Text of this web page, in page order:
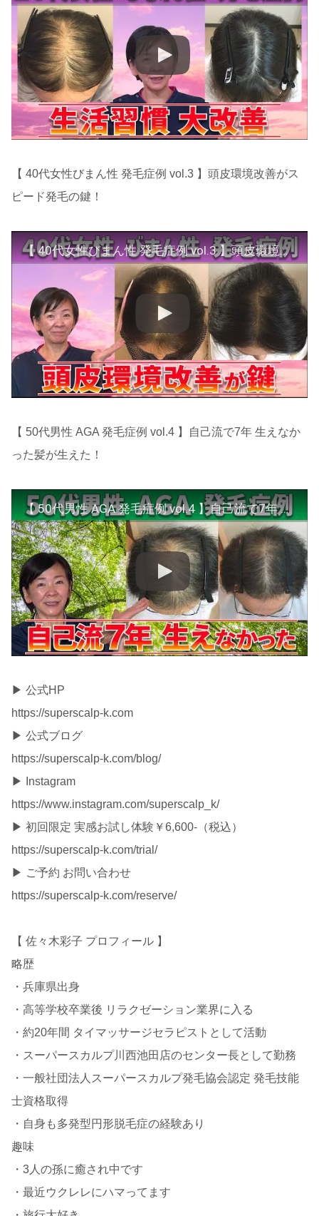
【 40代女性びまん性 発毛症例 vol.3 】頭皮環境改善がス
ピード発毛の鍵！
【 40代女性びまん性 発毛症例 vol.3 】頭皮環境改善がスピード発毛の鍵！
【 50代男性 AGA 発毛症例 vol.4 】自己流で7年 生えなか
った髪が生えた！
【 50代男性 AGA 発毛症例 vol.4 】自己流で7年 生えなかった髪が生えた！
▶︎ 公式HP
https://superscalp-k.com
▶︎ 公式ブログ
https://superscalp-k.com/blog/
▶︎ Instagram
https://www.instagram.com/superscalp_k/
▶︎ 初回限定 実感お試し体験￥6,600-（税込）
https://superscalp-k.com/trial/
▶︎ ご予約 お問い合わせ
https://superscalp-k.com/reserve/
【 佐々木彩子 プロフィール 】
略歴
・兵庫県出身
・高等学校卒業後 リラクゼーション業界に入る
・約20年間 タイマッサージセラピストとして活動
・スーパースカルプ川西池田店のセンター長として勤務
・一般社団法人スーパースカルプ発毛協会認定 発毛技能
士資格取得
・自身も多発型円形脱毛症の経験あり
趣味
・3人の孫に癒され中です
・最近ウクレレにハマってます